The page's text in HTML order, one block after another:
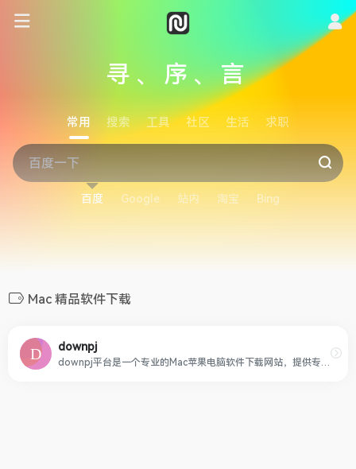
寻、序、言
常用 搜索 工具 社区 生活 求职
百度 Google 站内 淘宝 Bing
Mac 精品软件下载
downpj